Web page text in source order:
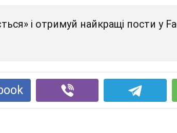
і отримуй найкращі пости у